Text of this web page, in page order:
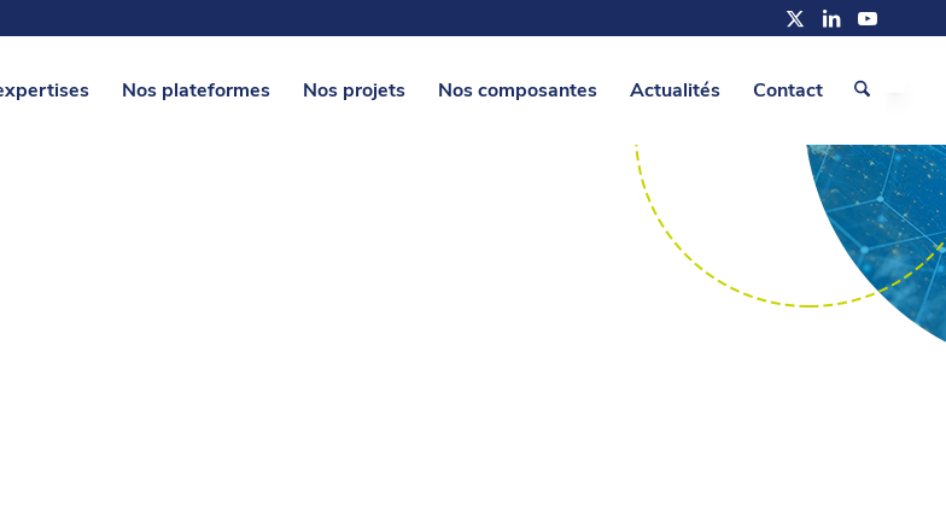
Nos plateformes Nos projets Nos composantes Actualités Contact